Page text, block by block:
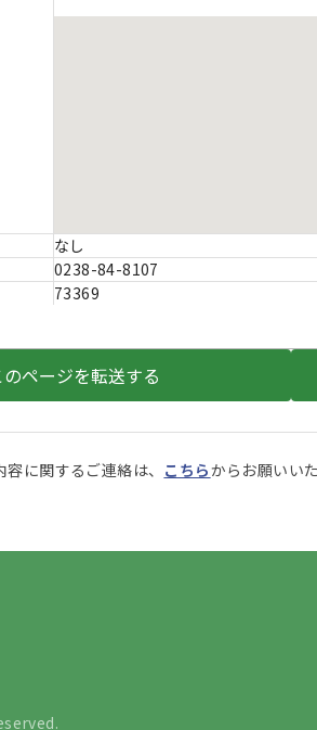
なし
0238-84-8107
73369
のページを転送する
に関するご連絡は、 こちらからお願いい